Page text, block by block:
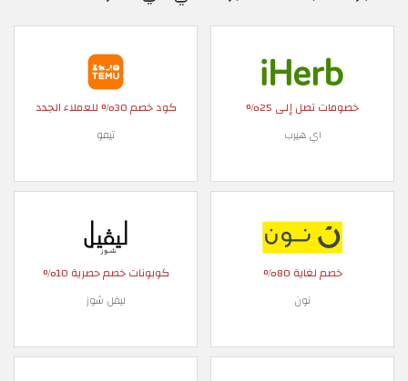
خصومات تصل إلى 25%
اي هيرب
كود خصم 30% للعملاء الجدد
تيمو
خصم لغاية 80%
نون
كوبونات خصم حصرية 10%
ليفل شوز